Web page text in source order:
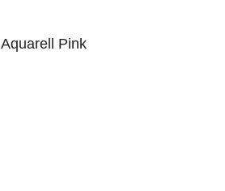
Aquarell Pink